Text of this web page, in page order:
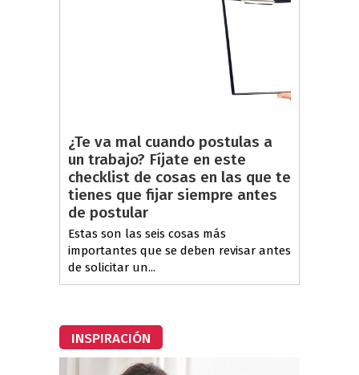
¿Te va mal cuando postulas a
un trabajo? Fíjate en este
checklist de cosas en las que te
tienes que fijar siempre antes
de postular
Estas son las seis cosas más
importantes que se deben revisar antes
de solicitar un...
INSPIRACIÓN